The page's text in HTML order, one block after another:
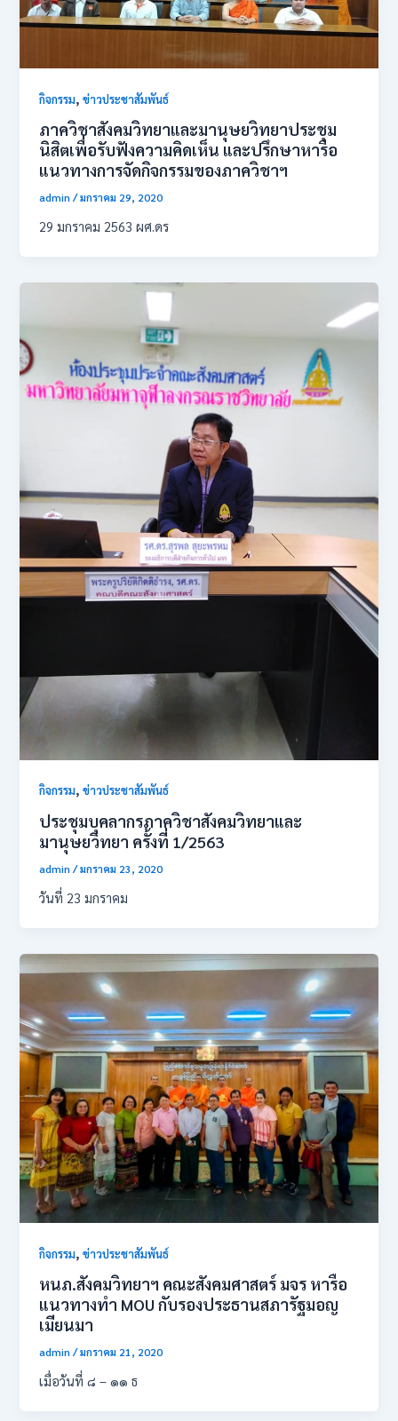
กิจกรรม ,ข่าวประชาสัมพันธ์
ภาควิชาสังคมวิทยาและมานุษยวิทยาประชุม
นิสิตเพื่อรับฟังความคิดเห็น และปรึกษาหารือ
แนวทางการจัดกิจกรรมของภาควิชาฯ
admin/มกราคม 29, 2020
29 มกราคม 2563 ผศ.ดร
กิจกรรม,ข่าวประชาสัมพันธ์
ประชุมบุคลากรภาควิชาสังคมวิทยาและ
มานุษยวิทยา ครั้งที่ 1/2563
admin/มกราคม 23, 2020
วันที่​ 23​ มกราคม​
กิจกรรม ,ข่าวประชาสัมพันธ์
หนภ.สังคมวิทยาฯ คณะสังคมศาสตร์ มจร หารือ
แนวทางทำ MOU กับรองประธานสภารัฐมอญ
เมียนมา
admin/มกราคม 21, 2020
เมื่อวันที่ ๘ – ๑๑ ธ